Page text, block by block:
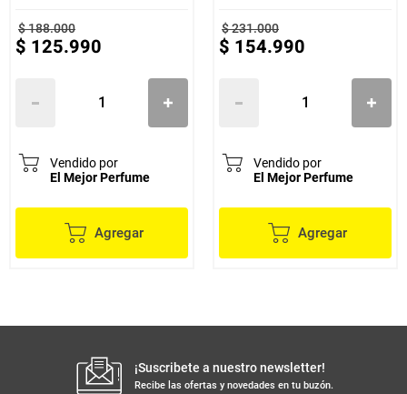
$188.000
$ 125.990
Vendido por
El Mejor Perfume
Agregar
$231.000
$ 154.990
Vendido por
El Mejor Perfume
Agregar
¡Suscribete a nuestro newsletter!
Recibe las ofertas y novedades en tu buzón.